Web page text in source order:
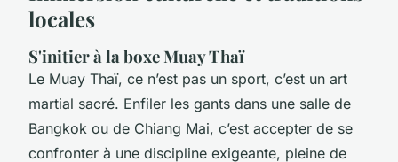
locales
S'initier à la boxe Muay Thaï
Le Muay Thaï, ce n’est pas un sport, c’est un art
martial sacré. Enfiler les gants dans une salle de
Bangkok ou de Chiang Mai, c’est accepter de se
confronter à une discipline exigeante, pleine de